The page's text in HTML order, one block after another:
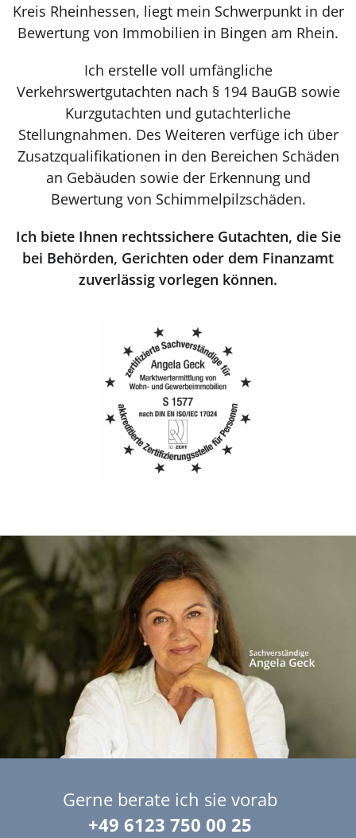
Kreis Rheinhessen, liegt mein Schwerpunkt in der
Bewertung von Immobilien in Bingen am Rhein.
Ich erstelle voll umfängliche
Verkehrswertgutachten nach § 194 BauGB sowie
Kurzgutachten und gutachterliche
Stellungnahmen. Des Weiteren verfüge ich über
Zusatzqualifikationen in den Bereichen Schäden
an Gebäuden sowie der Erkennung und
Bewertung von Schimmelpilzschäden.
Ich biete Ihnen rechtssichere Gutachten, die Sie
bei Behörden, Gerichten oder dem Finanzamt
zuverlässig vorlegen können.
Gerne berate ich sie vorab
+49 6123 750 00 25